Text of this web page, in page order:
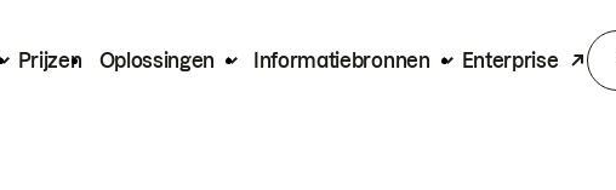
Prijzen Oplossingen Informatiebronnen Enterprise